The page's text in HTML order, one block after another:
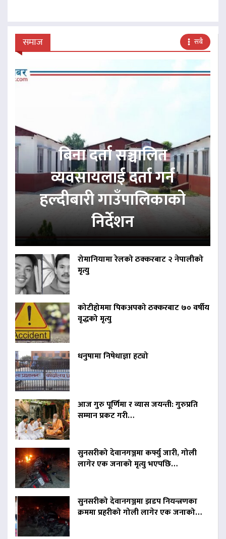
समाज सबै
बिना दर्ता सञ्चालित
व्यवसायलाई दर्ता गर्न
हल्दीबारी गाउँपालिकाको
निर्देशन
रोमानियामा रेलको ठक्करबाट २ नेपालीको
मृत्यु
कोटीहोममा पिकअपको ठक्करबाट ७० वर्षीय
वृद्धको मृत्यु
धनुषामा निषेधाज्ञा हट्यो
आज गुरु पूर्णिमा र व्यास जयन्ती: गुरुप्रति
सम्मान प्रकट गरी…
सुनसरीको देवानगञ्जमा कर्फ्यु जारी, गोली
लागेर एक जनाको मृत्यु भएपछि…
सुनसरीको देवानगञ्जमा झडप नियन्त्रणका
क्रममा प्रहरीको गोली लागेर एक जनाको…